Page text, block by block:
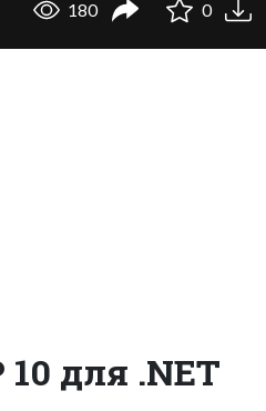
180 0
10 для .NET